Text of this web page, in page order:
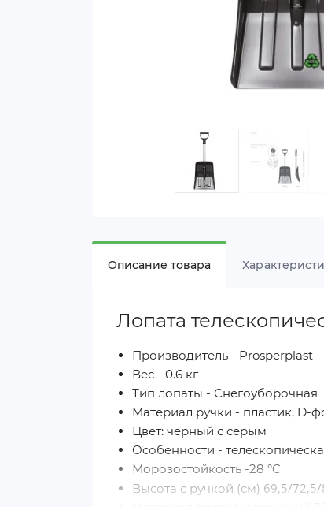
Описание товара
Лопата
Производитель - Prosperplast
Вес - 0.6 кг
Тип лопаты - Снегоуборочная
Материал ручки - пластик, D-
Цвет: черный с серым
Особенности -
Морозостойкость -28 °C
Высота с ручкой (см) 69,5/72,5/